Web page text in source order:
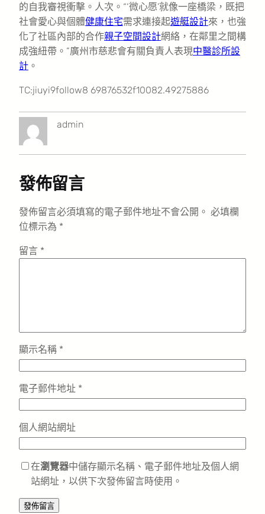
的自我審視衝擊。人次。“‘微心愿’就像一座橋梁，既把
社會愛心與個體健康住宅需求連接起遊艇設計來，也強
化了社區內部的合作親子空間設計網絡，在鄰里之間構
成強紐帶。”廣州市慈悲會有關負責人表現中醫診所設
計 。
TC:jiuyi9follow8 69876532f10082.49275886
admin
發佈留言
發佈留言必須填寫的電子郵件地址不會公開。 必填欄
位標示為 *
留言 *
顯示名稱 *
電子郵件地址 *
個人網站網址
在瀏覽器中儲存顯示名稱、電子郵件地址及個人網
站網址，以供下次發佈留言時使用。